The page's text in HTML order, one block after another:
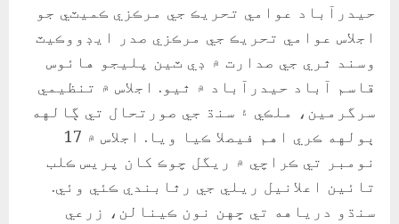
حيدرآباد عوامي تحريڪ جي مرڪزي ڪميٽي جو
اجلاس عوامي تحريڪ جي مرڪزي صدر ايڊووڪيٽ
وسند ٿري جي صدارت ۾ ڊي ٽين پليجو هائوس
قاسم آباد حيدرآباد ۾ ٿيو. اجلاس ۾ تنظيمي
سرگرمين، ملڪي ۽ سنڌ جي صورتحال تي ڳالهه
ٻولهه ڪري اهم فيصلا ڪيا ويا. اجلاس ۾ 17
نومبر تي ڪراچي ۾ ريگل چوڪ کان پريس ڪلب
تائين اعلانيل ريلي جي رٿابندي ڪئي وئي.
سنڌو درياهه تي ڇهن نون ڪينالن، زرعي